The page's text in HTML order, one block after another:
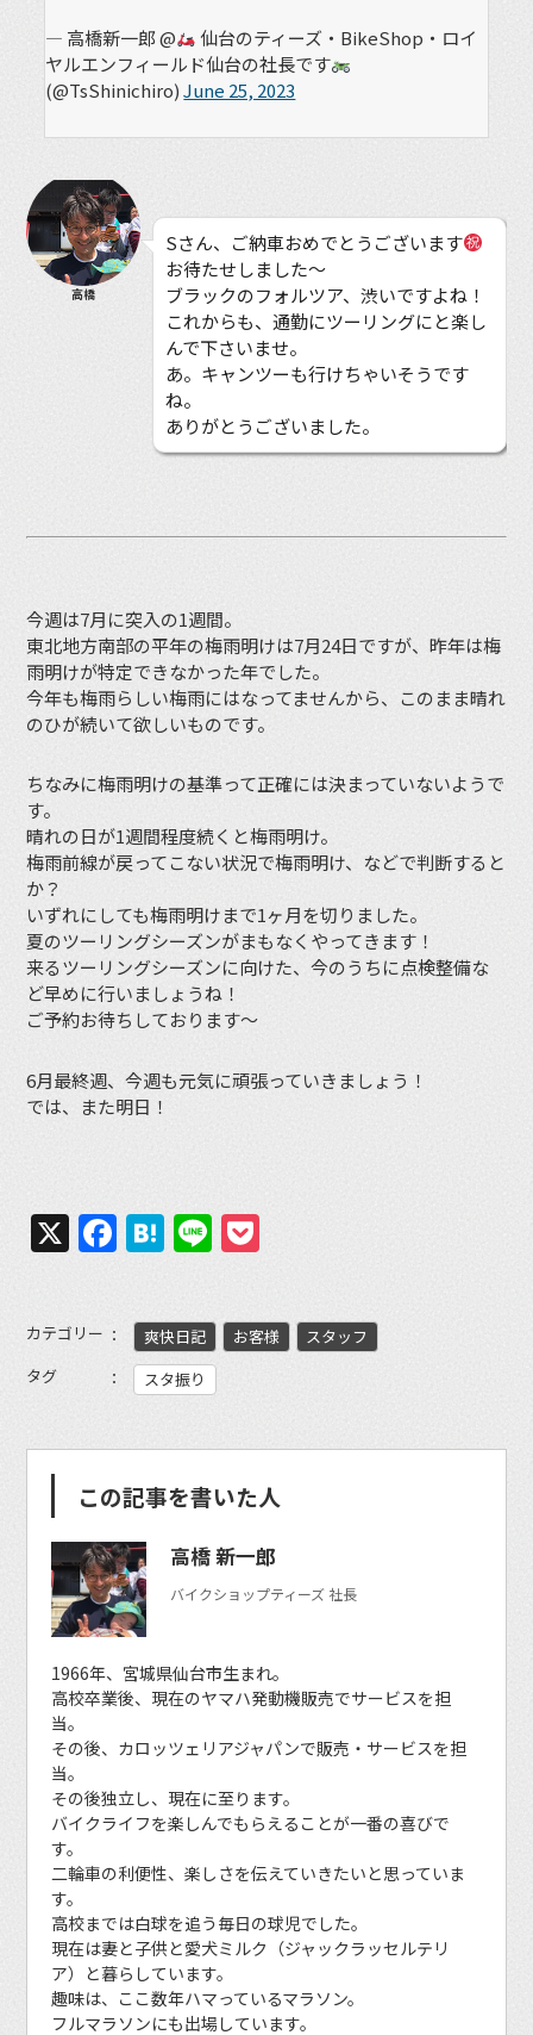
— 高橋新一郎 @
仙台のティーズ・BikeShop・ロイ
ヤルエンフィールド仙台の社長です
(@TsShinichiro)June 25, 2023
高橋
Sさん、ご納車おめでとうございます
お待たせしました〜
ブラックのフォルツア、渋いですよね！
これからも、通勤にツーリングにと楽し
んで下さいませ。
あ。キャンツーも行けちゃいそうです
ね。
ありがとうございました。
今週は7月に突入の1週間。
東北地方南部の平年の梅雨明けは7月24日ですが、昨年は梅
雨明けが特定できなかった年でした。
今年も梅雨らしい梅雨にはなってませんから、このまま晴れ
のひが続いて欲しいものです。
ちなみに梅雨明けの基準って正確には決まっていないようで
す。
晴れの日が1週間程度続くと梅雨明け。
梅雨前線が戻ってこない状況で梅雨明け、などで判断すると
か？
いずれにしても梅雨明けまで1ヶ月を切りました。
夏のツーリングシーズンがまもなくやってきます！
来るツーリングシーズンに向けた、今のうちに点検整備な
ど早めに行いましょうね！
ご予約お待ちしております〜
6月最終週、今週も元気に頑張っていきましょう！
では、また明日！
X Facebook
Hatena
Line
カテゴリー 爽快日記 お客様
スタッフ
タグ
スタ振り
この記事を書いた人
高橋 新一郎
バイクショップティーズ 社長
1966年、宮城県仙台市生まれ。
高校卒業後、現在のヤマハ発動機販売でサービスを担
当。
その後、カロッツェリアジャパンで販売・サービスを担
当。
その後独立し、現在に至ります。
バイクライフを楽しんでもらえることが一番の喜びで
す。
二輪車の利便性、楽しさを伝えていきたいと思っていま
す。
高校までは白球を追う毎日の球児でした。
現在は妻と子供と愛犬ミルク（ジャックラッセルテリ
ア）と暮らしています。
趣味は、ここ数年ハマっているマラソン。
フルマラソンにも出場しています。